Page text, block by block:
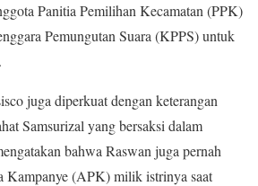
Panitia Pemilihan Kecamatan (PPK)
Pemungutan Suara (KPPS) untuk
juga diperkuat dengan keterangan
Samsurizal yang bersaksi dalam
bahwa Raswan juga pernah
Kampanye (APK) milik istrinya saat